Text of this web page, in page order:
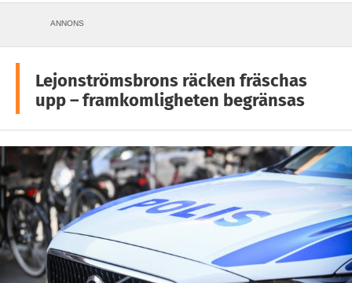
ANNONS
Lejonströmsbrons räcken fräschas
upp – framkomligheten begränsas